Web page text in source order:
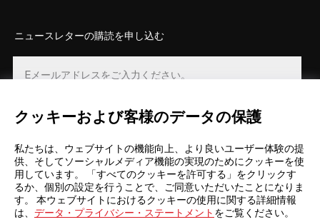
クッキーおよび客様のデータの保護
私たちは、ウェブサイトの機能向上、より良いユーザー体験の提
供、そしてソーシャルメディア機能の実現のためにクッキーを使
用しています。 「すべてのクッキーを許可する」をクリックす
るか、個別の設定を行うことで、ご同意いただいたことになりま
す。 本ウェブサイトにおけるクッキーの使用に関する詳細情報
は、 データ・プライバシー・ステートメント をご覧ください。
ニュースレターの購読を申し込む
登録